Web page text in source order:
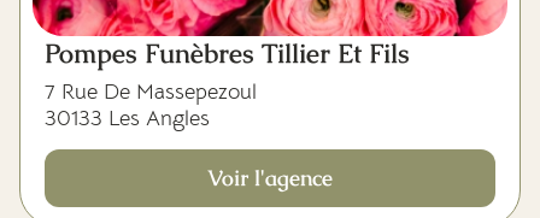
Pompes Funèbres Tillier Et Fils
7 Rue De Massepezoul
30133 Les Angles
Voir l'agence